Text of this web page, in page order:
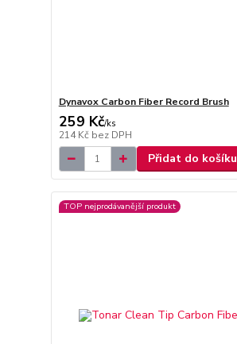
Dynavox Carbon Fiber Record Brush
259 Kč/ks
214 Kč bez DPH
Přidat do košíku
TOP nejprodávanější produkt